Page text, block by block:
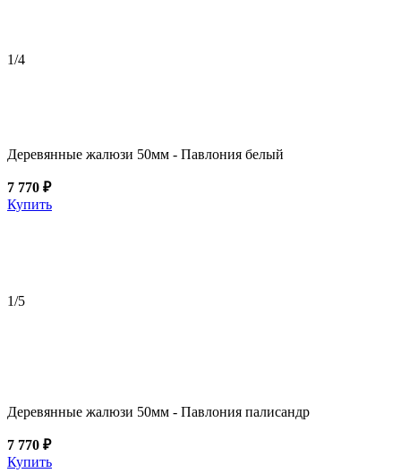
1/4
Деревянные жалюзи 50мм - Павлония белый
7 770 ₽
Купить
1/5
Деревянные жалюзи 50мм - Павлония палисандр
7 770 ₽
Купить